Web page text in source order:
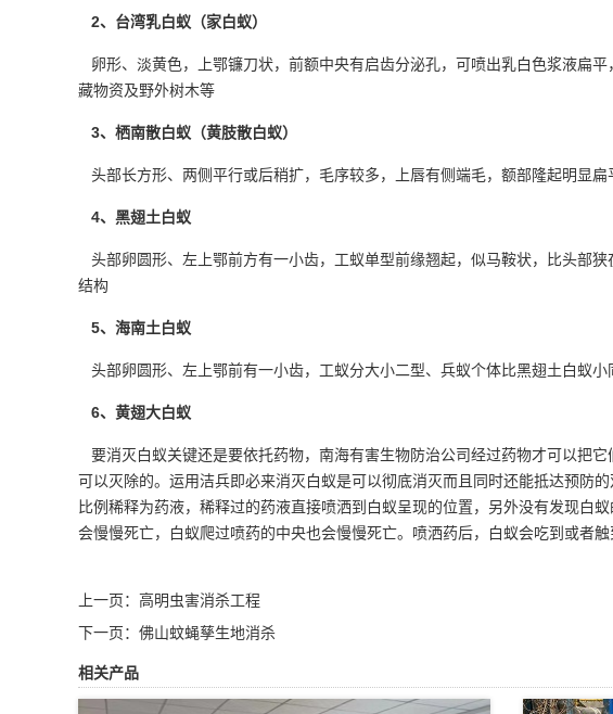
2、台湾乳白蚁（家白蚁）
卵形、淡黄色，上鄂镰刀状，前额中央有启齿分泌孔，可喷出乳白色浆液扁
藏物资及野外树木等
3、栖南散白蚁（黄肢散白蚁）
头部长方形、两侧平行或后稍扩，毛序较多，上唇有侧端毛，额部隆起明显
4、黑翅土白蚁
头部卵圆形、左上鄂前方有一小齿，工蚁单型前缘翘起，似马鞍状，比头部
结构
5、海南土白蚁
头部卵圆形、左上鄂前有一小齿，工蚁分大小二型、兵蚁个体比黑翅土白蚁
6、黄翅大白蚁
要消灭白蚁关键还是要依托药物，南海有害生物防治公司经过药物才可以把
可以灭除的。运用洁兵即必来消灭白蚁是可以彻底消灭而且同时还能抵达预防
比例稀释为药液，稀释过的药液直接喷洒到白蚁呈现的位置，另外没有发现白
会慢慢死亡，白蚁爬过喷药的中央也会慢慢死亡。喷洒药后，白蚁会吃到或者
上一页： 高明虫害消杀工程
下一页： 佛山蚊蝇孳生地消杀
相关产品